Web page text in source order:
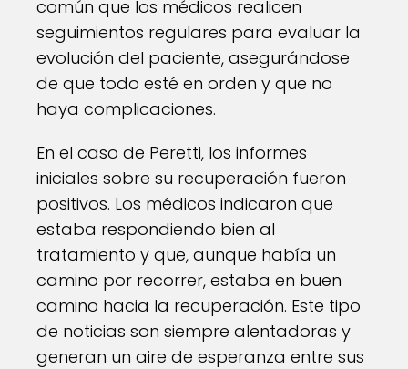
común que los médicos realicen
seguimientos regulares para evaluar la
evolución del paciente, asegurándose
de que todo esté en orden y que no
haya complicaciones.
En el caso de Peretti, los informes
iniciales sobre su recuperación fueron
positivos. Los médicos indicaron que
estaba respondiendo bien al
tratamiento y que, aunque había un
camino por recorrer, estaba en buen
camino hacia la recuperación. Este tipo
de noticias son siempre alentadoras y
generan un aire de esperanza entre sus